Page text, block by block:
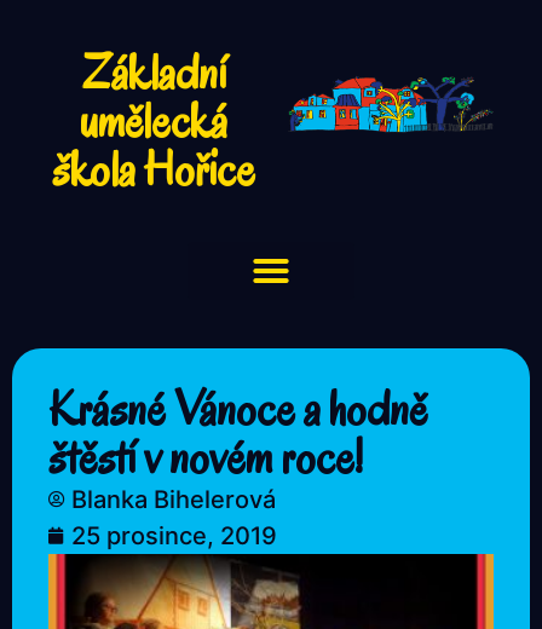
Základní
umělecká
škola Hořice
Krásné Vánoce a hodně
štěstí v novém roce!
Blanka Bihelerová
25 prosince, 2019